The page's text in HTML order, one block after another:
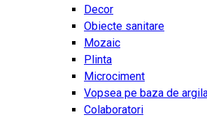
Decor
Obiecte sanitare
Mozaic
Plinta
Microciment
Vopsea pe baza de
Colaboratori